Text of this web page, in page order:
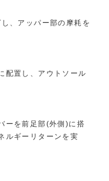
、アッパー部の摩耗を
配置し、アウトソール
ーを前足部(外側)に搭
ルギーリターンを実